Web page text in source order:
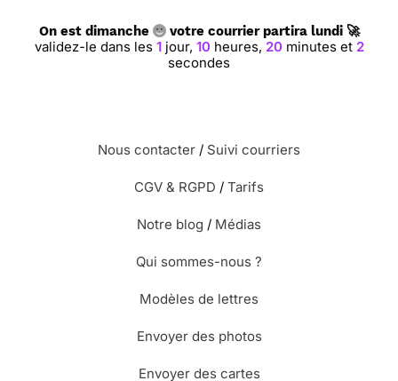
On est dimanche votre courrier partira lundi 🚀
validez-le dans les1 jour,10 heures, 20 minutes et 1
seconde
Nous contacter / Suivi courriers
CGV & RGPD / Tarifs
Notre blog / Médias
Qui sommes-nous ?
Modèles de lettres
Envoyer des photos
Envoyer des cartes